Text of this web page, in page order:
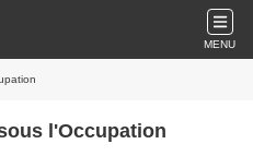
MENU
l'Occupation